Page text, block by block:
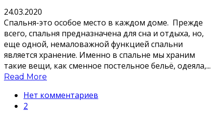
24.03.2020
Спальня-это особое место в каждом доме. Прежде
всего, спальня предназначена для сна и отдыха, но,
еще одной, немаловажной функцией спальни
является хранение. Именно в спальне мы храним
такие вещи, как сменное постельное бельё, одеяла,...
Read More
Нет комментариев
2